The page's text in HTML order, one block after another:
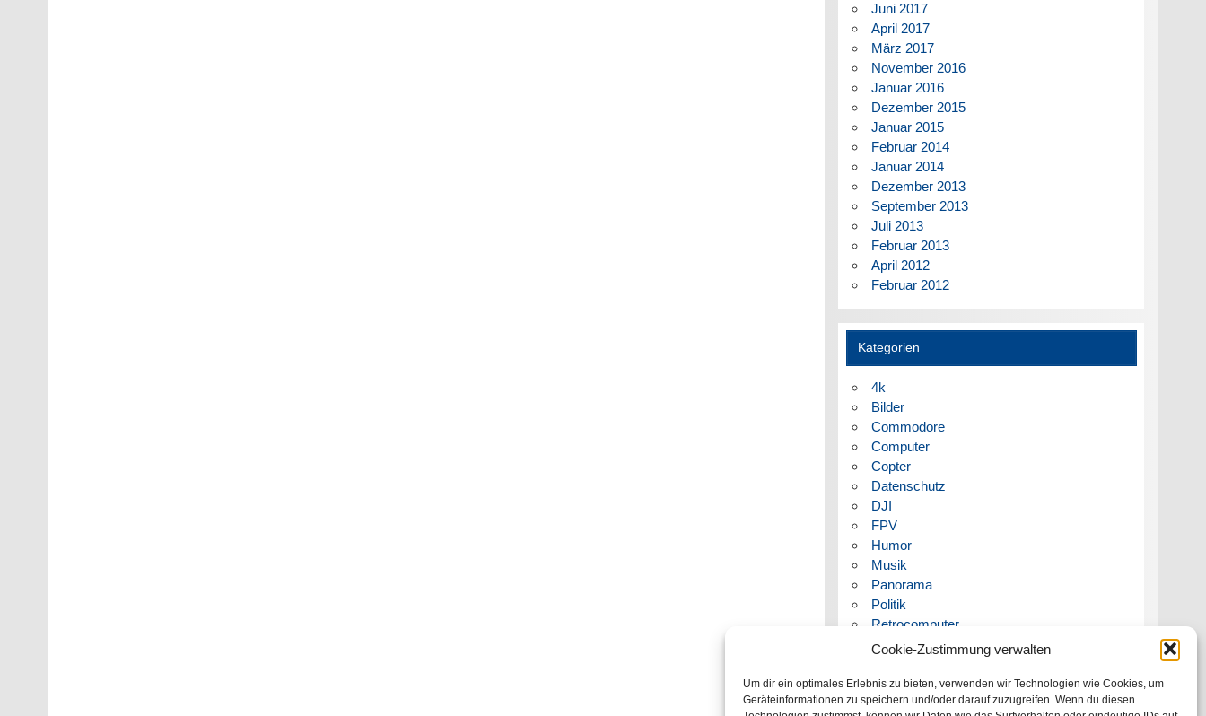
Cookie-Zustimmung verwalten
Um dir ein optimales Erlebnis zu bieten, verwenden wir Technologien wie Cookies, um
Geräteinformationen zu speichern und/oder darauf zuzugreifen. Wenn du diesen
Juni 2017
April 2017
März 2017
November 2016
Januar 2016
Dezember 2015
Januar 2015
Februar 2014
Januar 2014
Dezember 2013
September 2013
Juli 2013
Februar 2013
April 2012
Februar 2012
Kategorien
4k
Bilder
Commodore
Computer
Copter
Datenschutz
DJI
FPV
Humor
Musik
Panorama
Politik
Retrocomputer
Uncategorized